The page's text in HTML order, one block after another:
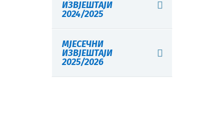
ИЗВЈЕШТАЈИ
2024/2025
МЈЕСЕЧНИ
ИЗВЈЕШТАЈИ
2025/2026